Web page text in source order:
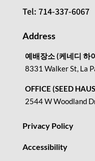
Tel: 714-337-6067
Address
예배장소 (케네디 하
8331 Walker St, La
OFFICE (SEED
2544 W Woodland
Privacy Policy
Accessibility